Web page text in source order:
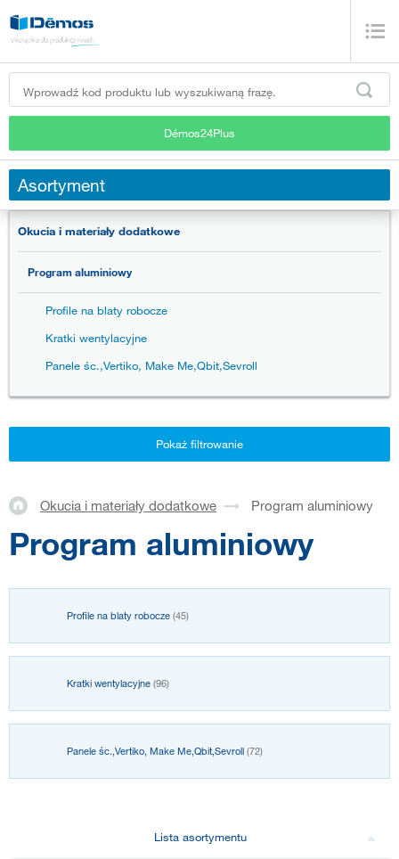
Démos24Plus
Asortyment
Okucia i materiały dodatkowe
Program aluminiowy
Profile na blaty robocze
Kratki wentylacyjne
Panele śc.,Vertiko, Make Me,Qbit,Sevroll
Pokaż filtrowanie
Okucia i materiały dodatkowe Program aluminiowy
Program aluminiowy
Profile na blaty robocze (45)
Kratki wentylacyjne (96)
Panele śc.,Vertiko, Make Me,Qbit,Sevroll (72)
Lista asortymentu